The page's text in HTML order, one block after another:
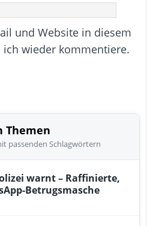
und Website in diesem
wieder kommentiere.
Themen
passenden Schlagwörtern
warnt – Raffinierte,
Betrugsmasche